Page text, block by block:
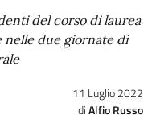
del corso di laurea
nelle due giornate di
11 Luglio 2022
Alfio Russo